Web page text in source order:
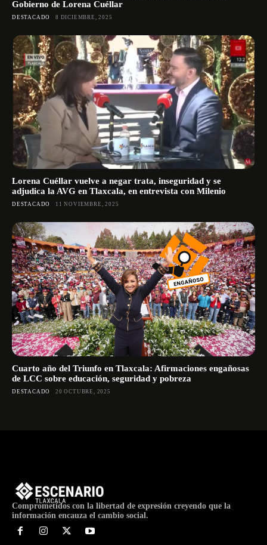
Gobierno de Lorena Cuéllar
DESTACADO 8 DICIEMBRE, 2025
Lorena Cuéllar vuelve a negar trata, inseguridad y se
adjudica la AVG en Tlaxcala, en entrevista con Milenio
DESTACADO 11 NOVIEMBRE, 2025
Cuarto año del Triunfo en Tlaxcala: Afirmaciones engañosas
de LCC sobre educación, seguridad y pobreza
DESTACADO 20 OCTUBRE, 2025
Comprometidos con la libertad de expresión creyendo que la
información encauza el cambio social.